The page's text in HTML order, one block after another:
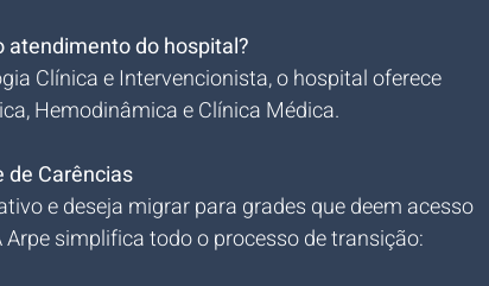
atendimento do hospital?
Clínica e Intervencionista, o hospital oferece
Hemodinâmica e Clínica Médica.
de Carências
e deseja migrar para grades que deem acesso
simplifica todo o processo de transição: